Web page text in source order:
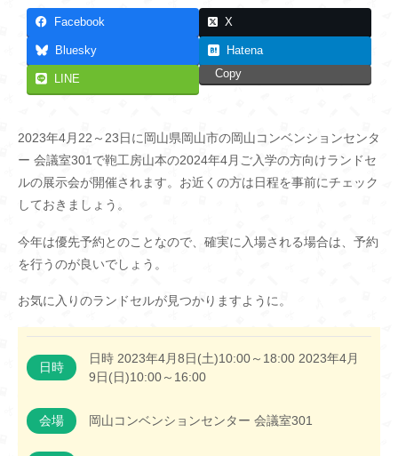
Facebook X
Bluesky Hatena
LINE Copy
2023年4月22～23日に岡山県岡山市の岡山コンベンションセンタ
ー 会議室301で鞄工房山本の2024年4月ご入学の方向けランドセ
ルの展示会が開催されます。お近くの方は日程を事前にチェック
しておきましょう。
今年は優先予約とのことなので、確実に入場される場合は、予約
を行うのが良いでしょう。
お気に入りのランドセルが見つかりますように。
日時
日時 2023年4月8日(土)10:00～18:00 2023年4月
9日(日)10:00～16:00
会場 岡山コンベンションセンター 会議室301